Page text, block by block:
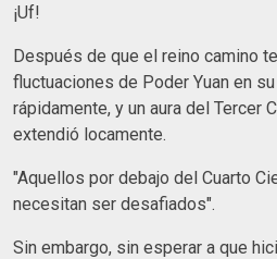
¡Uf!
Después de que el reino camino
fluctuaciones de Poder Yuan en
rápidamente, y un aura del Tercer
extendió locamente.
"Aquellos por debajo del Cuarto
necesitan ser desafiados".
Sin embargo, sin esperar a que